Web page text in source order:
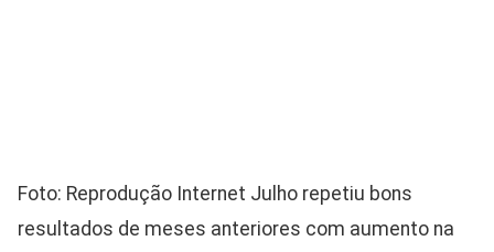
Foto: Reprodução Internet Julho repetiu bons
resultados de meses anteriores com aumento na